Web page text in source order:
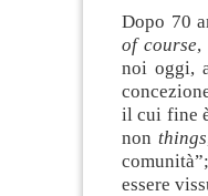
Dopo 70
of course,
noi oggi,
il cui fine
nonthings
essere